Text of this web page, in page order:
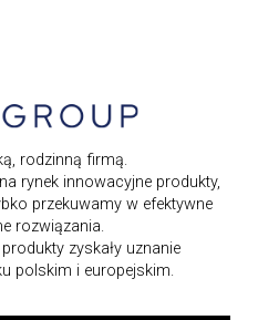
rodzinną firmą.
rynek innowacyjne produkty,
przekuwamy w efektywne
rozwiązania.
zyskały uznanie
polskim i europejskim.